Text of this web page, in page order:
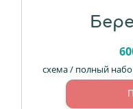
схема / полный